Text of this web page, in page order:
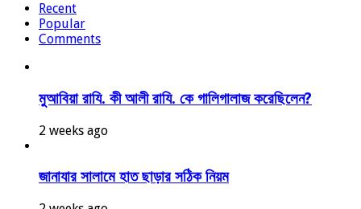
Recent
Popular
Comments
মুআবিয়া রাযি. কী আলী রাযি. কে গালিগালাজ করেছিলেন?
2 weeks ago
জানাযার সালামে হাত ছাড়ার সঠিক নিয়ম